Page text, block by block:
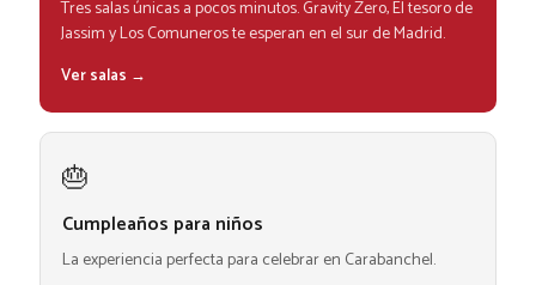
Tres salas únicas a pocos minutos. Gravity Zero, El tesoro de
Jassim y Los Comuneros te esperan en el sur de Madrid.
Ver salas →
🎂
Cumpleaños para niños
La experiencia perfecta para celebrar en Carabanchel.